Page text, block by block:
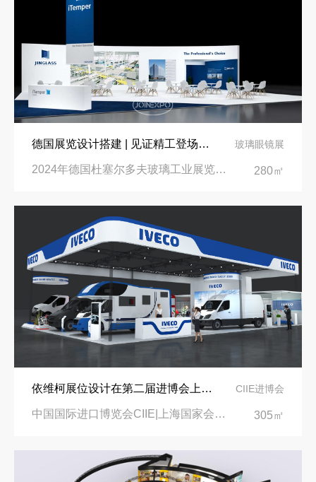
德国展览设计搭建 | 见证精工登场玻璃工业展览会 Glasstec 2024 玻璃眼镜展
2024年德国杜塞尔多夫玻璃工业展览会Glasstec|德国杜塞尔多夫会展中心 280㎡
依维柯展位设计在第二届进博会上吸引万千瞩目 CIIE进博会
中国国际进口博览会CIIE|上海国家会展中心 305㎡